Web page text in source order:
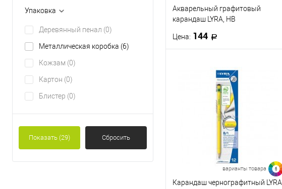
Упаковка
Деревянный пенал (0)
Металлическая коробка (6)
Кожзам (0)
Картон (0)
Блистер (0)
Показать (29) Сбросить
Акварельный графитовый
карандаш LYRA, HB
Цена: 144
Купить в 1 клик
В избранное
варианты товара 6
Карандаш чернографитный LYRA